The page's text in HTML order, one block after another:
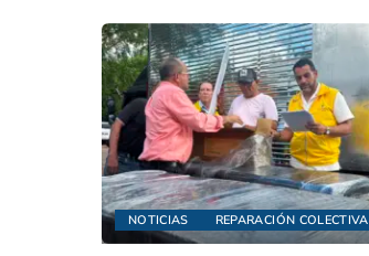
NOTICIAS REPARACIÓN COLECTIVA